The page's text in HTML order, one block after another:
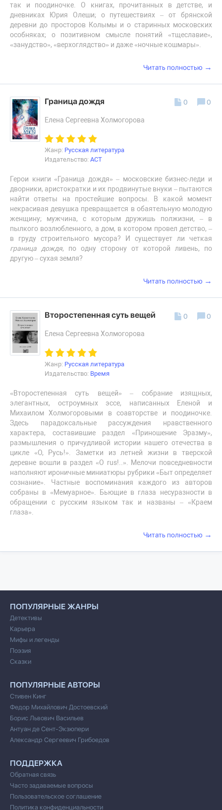
так и поодиночке. О книгах, прочитанных в детстве, и
дневниках Юрия Олеши; о путешествиях – от брянской
деревни до просторов Колымы и о старинных московских
особняках; о позитивном смысле понятий «тщеславие»,
«занудство», «верхоглядство» и даже «ночные кошмары».
Читать полностью →
Граница дождя
Елена Сергеевна Холмогорова
Жанр: Русская литература
Издательство: АСТ
Герои книги «Граница дождя» – московские бизнес-леди и
дворники, аристократки и их продвинутые внуки – пытаются
найти ответы на простейшие вопросы. В какой момент
некрасивая девушка превращается в обаятельную молодую
женщину; мужчина, с которым дружишь полжизни, – в
пылкого возлюбленного, а дом, в котором провел детство, –
в груду строительного мусора? И существует ли четкая
граница дождя, по одну сторону от которой ливень, по
другую – сухая земля?
0 0
Читать полностью →
Второстепенная суть вещей
Елена Сергеевна Холмогорова
Жанр: Русская литература
Издательство: Время
«Второстепенная суть вещей» – собрание изящных,
элегантных, остроумных эссе, написанных Еленой и
Михаилом Холмогоровыми в соавторстве и поодиночке.
Здесь парадоксальные рассуждения нравственного
характера, составившие раздел «Приношение Эразму»,
размышления о причудливой истории нашего отечества в
цикле «О, Русь!». Заметки из летней жизни в тверской
деревне вошли в раздел «O rus!..». Мелочи повседневности
наполняют ироничные миниатюры рубрики «Быт определяет
сознание». Частные воспоминания каждого из авторов
собраны в «Мемуарное». Бьющие в глаза несуразности в
обращении с русским языком так и названы – «Краем
глаза».
0 0
Читать полностью →
ПОПУЛЯРНЫЕ ЖАНРЫ
Детективы
Карьера
Мифы и легенды
Поэзия
Сказки
ПОПУЛЯРНЫЕ АВТОРЫ
Стивен Кинг
Федор Михайлович Достоевский
Борис Львович Васильев
Антуан де Сент-Экзюпери
Александр Сергеевич Грибоедов
ПОДДЕРЖКА
Обратная связь
Часто задаваемые вопросы
Пользовательское соглашение
Политика конфиденциальности